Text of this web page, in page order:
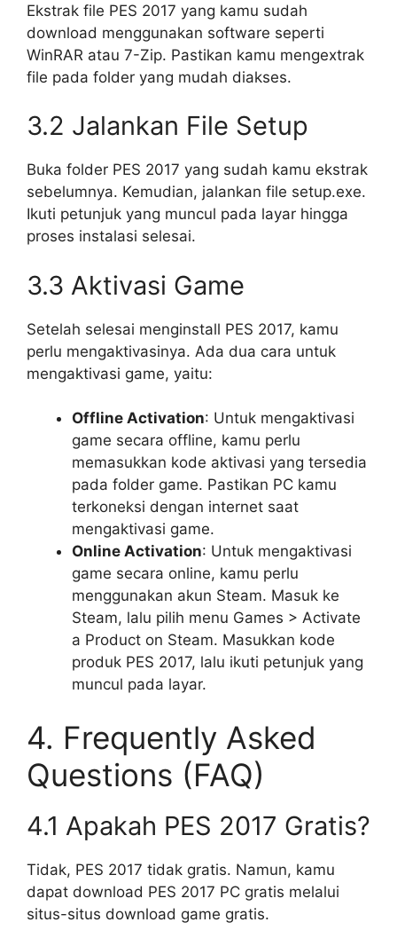
Ekstrak file PES 2017 yang kamu sudah
download menggunakan software seperti
WinRAR atau 7-Zip. Pastikan kamu mengextrak
file pada folder yang mudah diakses.
3.2 Jalankan File Setup
Buka folder PES 2017 yang sudah kamu ekstrak
sebelumnya. Kemudian, jalankan file setup.exe.
Ikuti petunjuk yang muncul pada layar hingga
proses instalasi selesai.
3.3 Aktivasi Game
Setelah selesai menginstall PES 2017, kamu
perlu mengaktivasinya. Ada dua cara untuk
mengaktivasi game, yaitu:
Offline Activation: Untuk mengaktivasi
game secara offline, kamu perlu
memasukkan kode aktivasi yang tersedia
pada folder game. Pastikan PC kamu
terkoneksi dengan internet saat
mengaktivasi game.
Online Activation: Untuk mengaktivasi
game secara online, kamu perlu
menggunakan akun Steam. Masuk ke
Steam, lalu pilih menu Games > Activate
a Product on Steam. Masukkan kode
produk PES 2017, lalu ikuti petunjuk yang
muncul pada layar.
4. Frequently Asked
Questions (FAQ)
4.1 Apakah PES 2017 Gratis?
Tidak, PES 2017 tidak gratis. Namun, kamu
dapat download PES 2017 PC gratis melalui
situs-situs download game gratis.